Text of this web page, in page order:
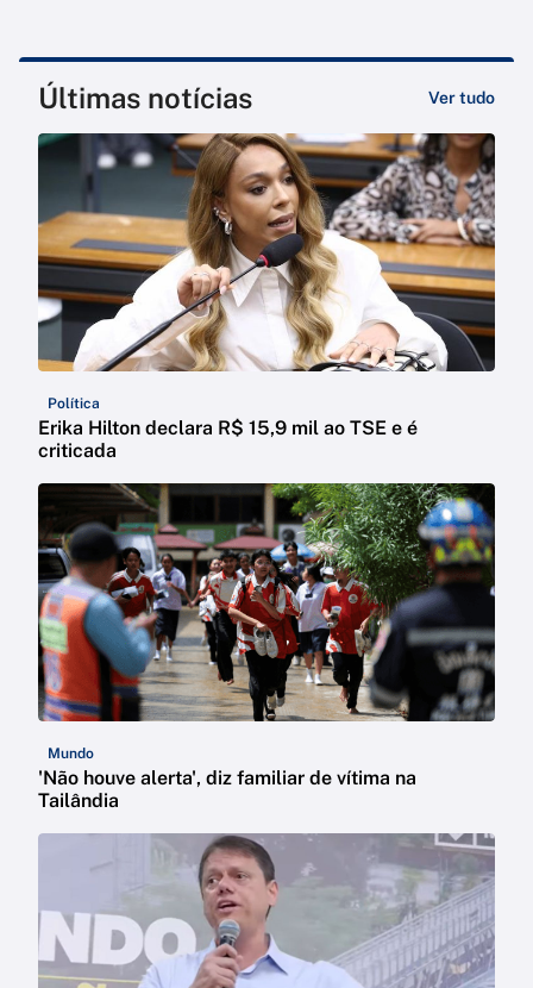
Últimas notícias Ver tudo
Política
Erika Hilton declara R$ 15,9 mil ao TSE e é
criticada
Mundo
'Não houve alerta', diz familiar de vítima na
Tailândia